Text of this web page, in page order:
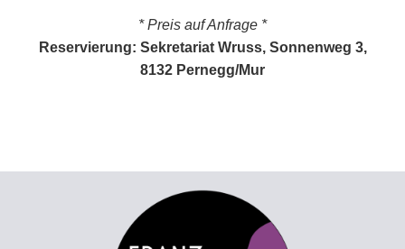
* Preis auf Anfrage *
Reservierung: Sekretariat Wruss, Sonnenweg 3,
8132 Pernegg/Mur